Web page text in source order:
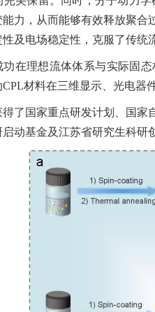
能力，从而能够有效释放聚
及电场稳定性，克服了传统
功在理想流体体系与实际固
CPL材料在三维显示、光电器
了国家重点研发计划、国家
启动基金及江苏省研究生科研